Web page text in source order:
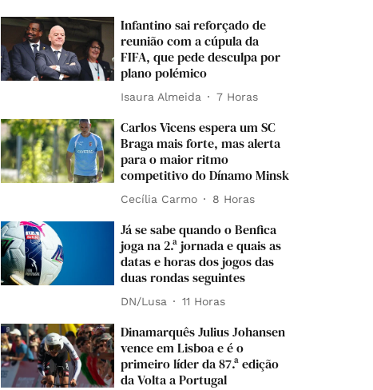
Infantino sai reforçado de
reunião com a cúpula da
FIFA, que pede desculpa por
plano polémico
Isaura Almeida 7 Horas
Carlos Vicens espera um SC
Braga mais forte, mas alerta
para o maior ritmo
competitivo do Dínamo Minsk
Cecília Carmo 8 Horas
Já se sabe quando o Benfica
joga na 2.ª jornada e quais as
datas e horas dos jogos das
duas rondas seguintes
DN/Lusa 11 Horas
Dinamarquês Julius Johansen
vence em Lisboa e é o
primeiro líder da 87.ª edição
da Volta a Portugal